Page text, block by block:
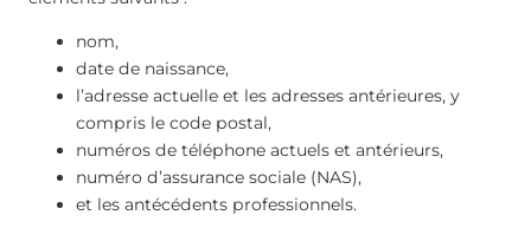
nom,
date de naissance,
l’adresse actuelle et les adresses antérieures, y
compris le code postal,
numéros de téléphone actuels et antérieurs,
numéro d’assurance sociale (NAS),
et les antécédents professionnels.